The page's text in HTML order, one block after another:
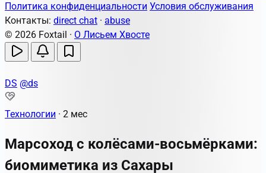
Политика конфиденциальности Условия обслуживания
Контакты: direct chat · abuse
© 2026 Foxtail · О Лисьем Хвосте
DS @ds
Технологии · 2 мес
Марсоход с колёсами-восьмёрками:
биомиметика из Сахары